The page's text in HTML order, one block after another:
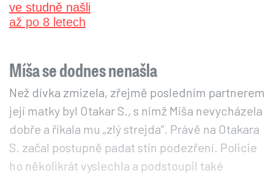
Míša se dodnes nenašla
Než dívka zmizela, zřejmě posledním partnerem
její matky byl Otakar S., s nímž Míša nevycházela
dobře a říkala mu „zlý strejda“. Právě na Otakara
S. začal postupně padat stín podezření. Policie
ho několikrát vyslechla a podstoupil také